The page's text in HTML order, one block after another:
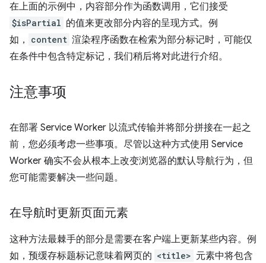
在上面的示例中，内容部分作为函数调用，它们接受
$isPartial 的值来更改部分内容的呈现方式。例
如，
content 渲染程序函数在检索为部分标记时，可能仅
在条件中包含特定标记，我们稍后将对此进行介绍。
注意事项
在部署 Service Worker 以流式传输并将部分拼接在一起之
前，您必须考虑一些事项。尽管以这种方式使用 Service
Worker 确实不会从根本上改变浏览器的默认导航行为，但
您可能需要解决一些问题。
在导航时更新页面元素
这种方法最棘手的部分是需要在客户端上更新某些内容。例
如，预缓存标题标记意味着网页的 <title> 元素中将包含